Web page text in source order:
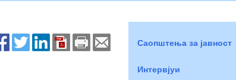
Саопштења за јавност
Интервјуи